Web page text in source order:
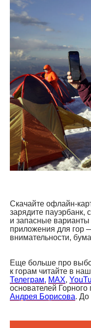
Скачайте офлайн-
зарядите пауэрбанк,
и запасные
приложения для гор
внимательности,
Еще больше про
к горам читайте в
Телеграм, MAX,
основателей Горного
Андрея Борисова. До